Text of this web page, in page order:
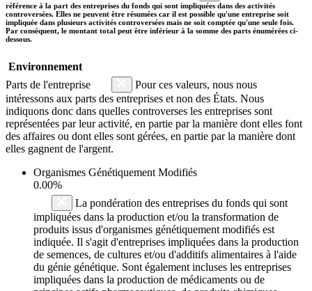
référence à la part des entreprises du fonds qui sont impliquées dans des activités
controversées. Elles ne peuvent être résumées car il est possible qu'une entreprise soit
impliquée dans plusieurs activités controversées mais ne soit comptée qu'une seule fois.
Par conséquent, le montant total peut être inférieur à la somme des parts énumérées ci-
dessous.
Environnement
Parts de l'entreprise
Pour ces valeurs, nous nous
intéressons aux parts des entreprises et non des États. Nous
indiquons donc dans quelles controverses les entreprises sont
représentées par leur activité, en partie par la manière dont elles font
des affaires ou dont elles sont gérées, en partie par la manière dont
elles gagnent de l'argent.
Organismes Génétiquement Modifiés
0.00%
La pondération des entreprises du fonds qui sont
impliquées dans la production et/ou la transformation de
produits issus d'organismes génétiquement modifiés est
indiquée. Il s'agit d'entreprises impliquées dans la production
de semences, de cultures et/ou d'additifs alimentaires à l'aide
du génie génétique. Sont également incluses les entreprises
impliquées dans la production de médicaments ou de